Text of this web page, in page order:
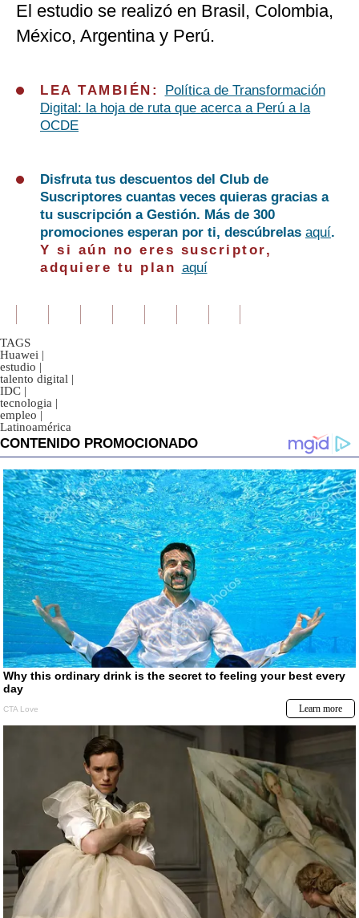
El estudio se realizó en Brasil, Colombia,
México, Argentina y Perú.
LEA TAMBIÉN:
Política de Transformación
Digital: la hoja de ruta que acerca a Perú a la
OCDE
Disfruta tus descuentos del Club de
Suscriptores cuantas veces quieras gracias a
tu suscripción a Gestión. Más de 300
promociones esperan por ti, descúbrelas aquí.
Y si aún no eres suscriptor,
adquiere tu plan aquí
TAGS
Huawei |
estudio |
talento digital |
IDC |
tecnologia |
empleo |
Latinoamérica